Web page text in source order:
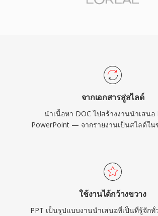
จากเอกสารสู่สไลด์
นำเนื้อหา DOC ไปสร้างงานนำเสนอ
PowerPoint — จากรายงานเป็นสไลด์ใน
ใช้งานได้กว้างขวาง
PPT เป็นรูปแบบงานนำเสนอที่เป็นที่รู้จัก